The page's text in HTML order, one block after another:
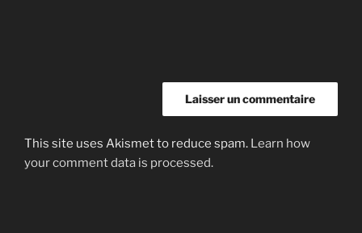
This site uses Akismet to reduce spam. Learn how
your comment data is processed.